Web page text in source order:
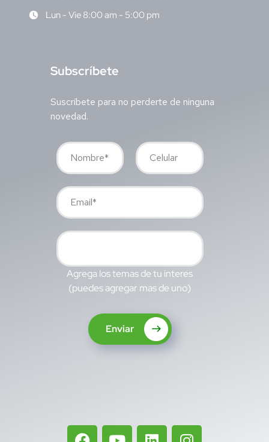
Lun - Vie 8:00 am - 5:00 pm
Subscríbete
Suscríbete para no perderte de ninguna
novedad.
Agrega los temas de tu interes
(puedes agregar mas de uno)
Enviar